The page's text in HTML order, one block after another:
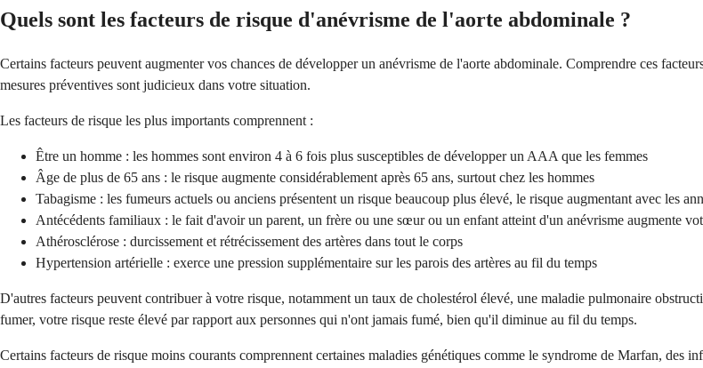
Quels sont les facteurs de risque d'anévrisme de l'aorte abdominale ?
Certains facteurs peuvent augmenter vos chances de développer un anévrisme de l'aorte abdominale. Comprendre ces
mesures préventives sont judicieux dans votre situation.
Les facteurs de risque les plus importants comprennent :
Être un homme : les hommes sont environ 4 à 6 fois plus susceptibles de développer un AAA que les femmes
Âge de plus de 65 ans : le risque augmente considérablement après 65 ans, surtout chez les hommes
Tabagisme : les fumeurs actuels ou anciens présentent un risque beaucoup plus élevé, le risque augmentant avec les
Antécédents familiaux : le fait d'avoir un parent, un frère ou une sœur ou un enfant atteint d'un anévrisme augmente
Athérosclérose : durcissement et rétrécissement des artères dans tout le corps
Hypertension artérielle : exerce une pression supplémentaire sur les parois des artères au fil du temps
D'autres facteurs peuvent contribuer à votre risque, notamment un taux de cholestérol élevé, une maladie pulmonaire
fumer, votre risque reste élevé par rapport aux personnes qui n'ont jamais fumé, bien qu'il diminue au fil du temps.
Certains facteurs de risque moins courants comprennent certaines maladies génétiques comme le syndrome de Marfan, des